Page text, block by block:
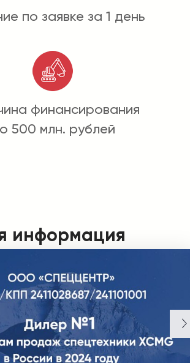
по заявке за 1 день
финансирования
500 млн. рублей
информация